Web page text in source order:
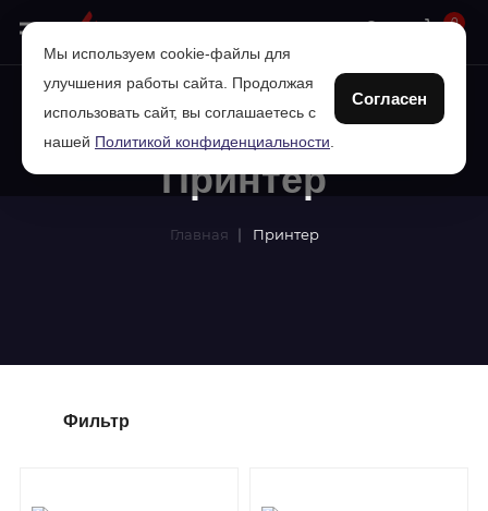
0
Принтер
Главная Принтер
Фильтр
Мы используем cookie-файлы для
улучшения работы сайта. Продолжая
использовать сайт, вы соглашаетесь с
нашей Политикой конфиденциальности
Согласен